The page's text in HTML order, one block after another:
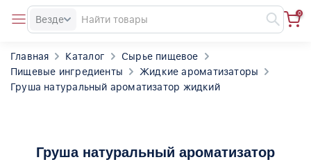
Везде
0
Главная Каталог
Сырье пищевое
Пищевые ингредиенты
Жидкие ароматизаторы
Груша натуральный ароматизатор жидкий
Груша натуральный ароматизатор